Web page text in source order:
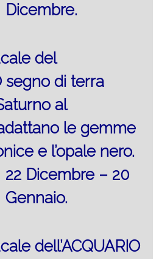
Dicembre.
del
segno di terra
al
le gemme
e l’opale nero.
22 Dicembre – 20
Gennaio.
dell’ACQUARIO